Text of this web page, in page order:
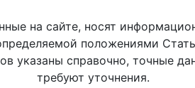
на сайте, носят
положениями
указаны справочно, точные
требуют уточнения.